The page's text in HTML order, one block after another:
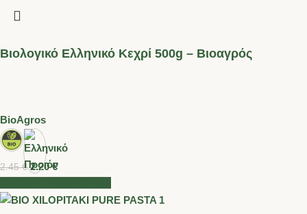
Βιολογικό Ελληνικό Κεχρί 500g – Βιοαγρός
BioAgros
2.45€ 2.20€